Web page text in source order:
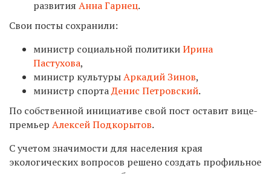
развития Анна Гарнец.
Свои посты сохранили:
министр социальной политикиИрина
Пастухова,
министр культурыАркадий Зинов,
министр спортаДенис Петровский.
По собственной инициативе свой пост оставит вице-
премьер Алексей Подкорытов.
С учетом значимости для населения края
экологических вопросов решено создать профильное